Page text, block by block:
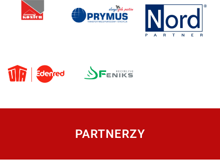
PARTNERZY